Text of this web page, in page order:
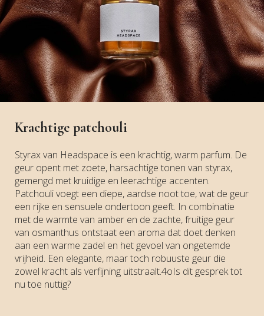
Krachtige patchouli
Styrax van Headspace is een krachtig, warm parfum. De
geur opent met zoete, harsachtige tonen van styrax,
gemengd met kruidige en leerachtige accenten.
Patchouli voegt een diepe, aardse noot toe, wat de geur
een rijke en sensuele ondertoon geeft. In combinatie
met de warmte van amber en de zachte, fruitige geur
van osmanthus ontstaat een aroma dat doet denken
aan een warme zadel en het gevoel van ongetemde
vrijheid. Een elegante, maar toch robuuste geur die
zowel kracht als verfijning uitstraalt.4oIs dit gesprek tot
nu toe nuttig?